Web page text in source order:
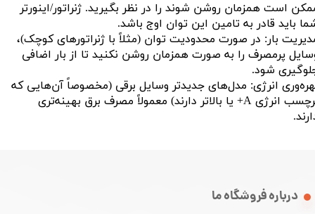
است همزمان روشن شوند را در نظر بگیرید. ژنراتور/اینورتر
باید قادر به تامین این توان اوج باشد.
بار: در صورت محدودیت توان (مثلاً با ژنراتورهای کوچک)،
پرمصرف را به صورت همزمان روشن نکنید تا از بار اضافی
شود.
انرژی: مدل‌های جدیدتر وسایل برقی (مخصوصاً آن‌هایی که
برچسب انرژی A+ یا بالاتر دارند) معمولاً مصرف برق بهینه‌تری
درباره فروشگاه ما